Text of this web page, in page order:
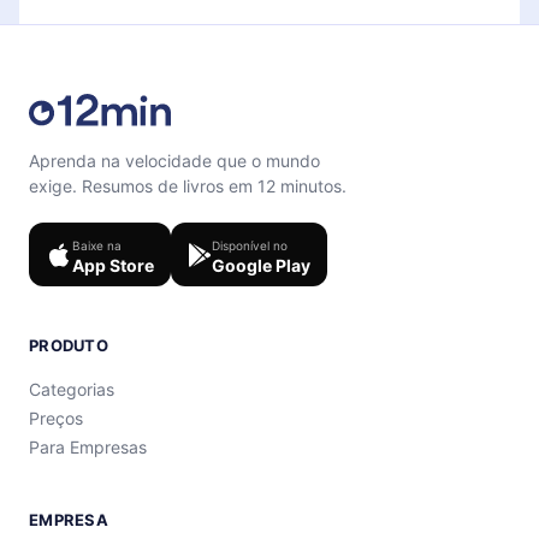
Aprenda na velocidade que o mundo
exige. Resumos de livros em 12 minutos.
Baixe na
App Store
Disponível no
Google Play
PRODUTO
Categorias
Preços
Para Empresas
EMPRESA